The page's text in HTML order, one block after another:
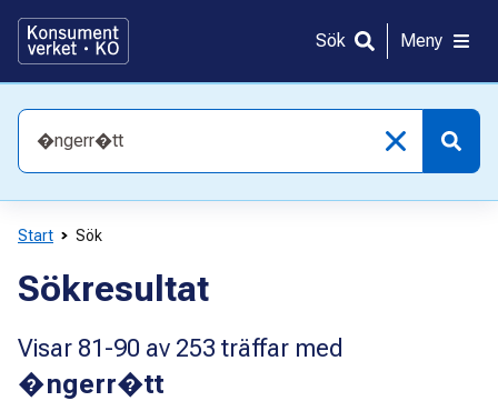
direkt
innehållet
Sök Meny
Vad
söker
efter?
Start Sök
Sökresultat
Visar 81-90 av 253 träffar med
�ngerr�tt